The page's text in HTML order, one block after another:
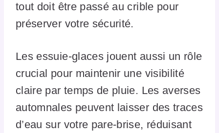
tout doit être passé au crible pour
préserver votre sécurité.
Les essuie-glaces jouent aussi un rôle
crucial pour maintenir une visibilité
claire par temps de pluie. Les averses
automnales peuvent laisser des traces
d’eau sur votre pare-brise, réduisant